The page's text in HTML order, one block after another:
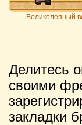
Великолепный
Делитесь
своими
закладки